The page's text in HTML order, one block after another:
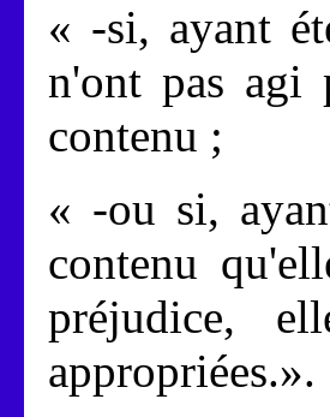
« -si, ayant
n'ont pas agi
contenu ;
« -ou si,
contenu
préjudice,
appropriées.».